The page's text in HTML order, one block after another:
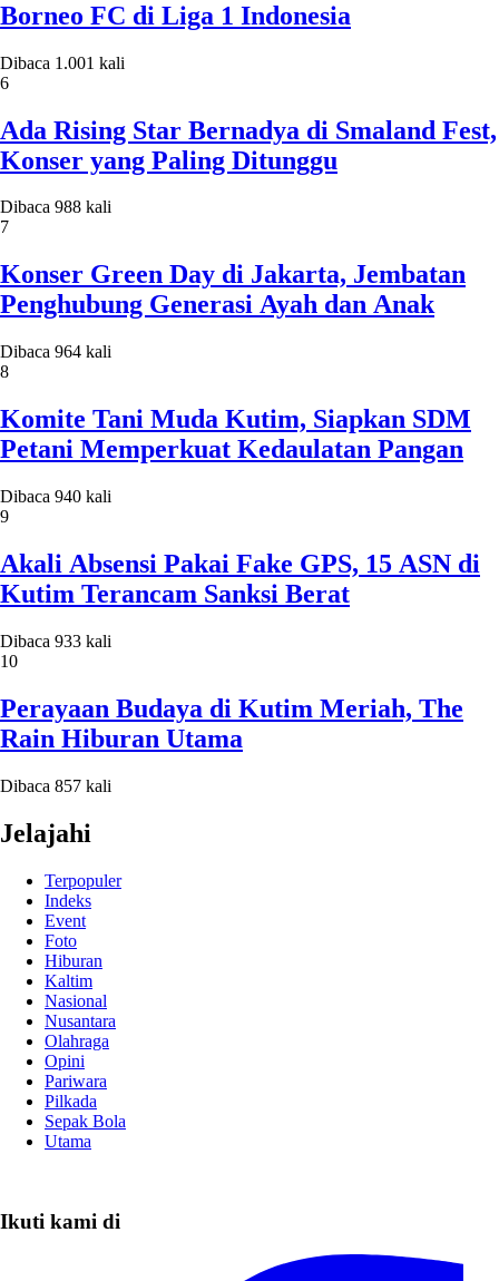
Borneo FC di Liga 1 Indonesia
Dibaca 1.001 kali
6
Ada Rising Star Bernadya di Smaland Fest,
Konser yang Paling Ditunggu
Dibaca 988 kali
7
Konser Green Day di Jakarta, Jembatan
Penghubung Generasi Ayah dan Anak
Dibaca 964 kali
8
Komite Tani Muda Kutim, Siapkan SDM
Petani Memperkuat Kedaulatan Pangan
Dibaca 940 kali
9
Akali Absensi Pakai Fake GPS, 15 ASN di
Kutim Terancam Sanksi Berat
Dibaca 933 kali
10
Perayaan Budaya di Kutim Meriah, The
Rain Hiburan Utama
Dibaca 857 kali
Jelajahi
Terpopuler
Indeks
Event
Foto
Hiburan
Kaltim
Nasional
Nusantara
Olahraga
Opini
Pariwara
Pilkada
Sepak Bola
Utama
Ikuti kami di